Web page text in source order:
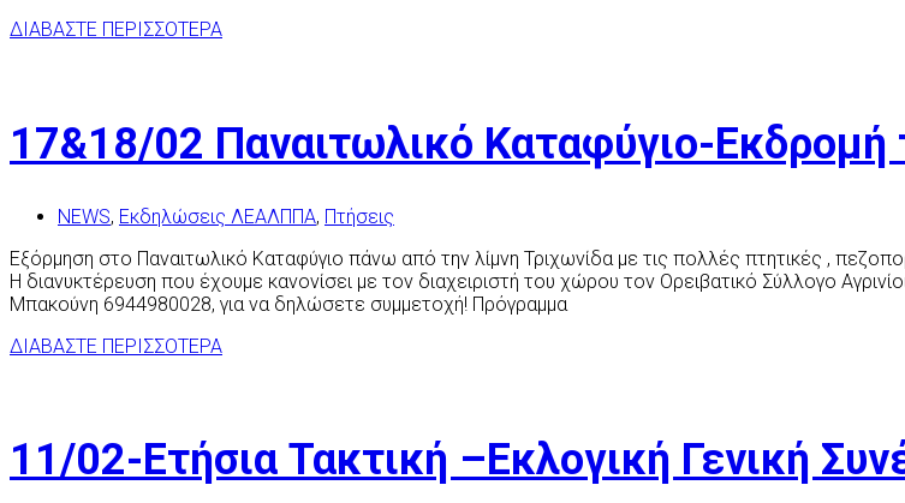
ΔΙΑΒΑΣΤΕ ΠΕΡΙΣΣΟΤΕΡΑ
17&18/02 Παναιτωλικό Καταφύγιο-
NEWS, Εκδηλώσεις ΛΕΑΛΠΠΑ, Πτήσεις
Εξόρμηση στο Παναιτωλικό Καταφύγιο πάνω από την λίμνη Τριχωνίδα με τις πολλές πτητικές ,
Η διανυκτέρευση που έχουμε κανονίσει με τον διαχειριστή του χώρου τον Ορειβατικό Σύλλογο
Μπακούνη 6944980028, για να δηλώσετε συμμετοχή! Πρόγραμμα
ΔΙΑΒΑΣΤΕ ΠΕΡΙΣΣΟΤΕΡΑ
11/02-Ετήσια Τακτική –Εκλογική Γενική